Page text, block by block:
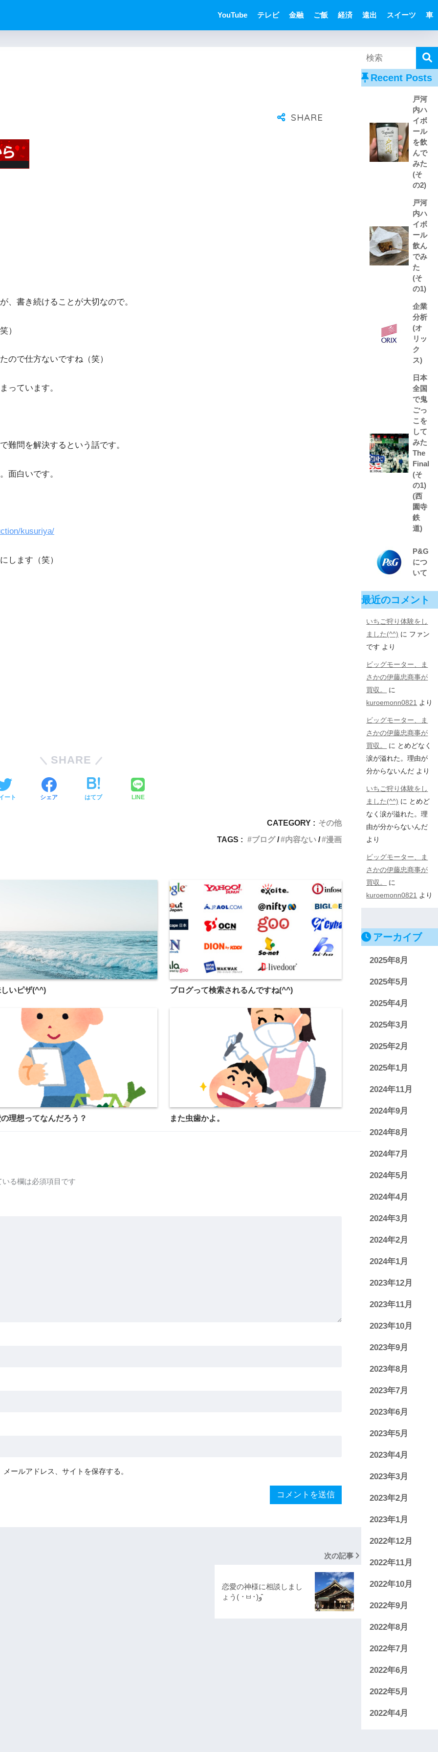
YouTube テレビ 金融 ご飯 経済 遠出 スイーツ 車
、書き続けることが大切なので。
）
ので仕方ないですね（笑）
っています。
難問を解決するという話です。
面白いです。
kusuriya/
します（笑）
SHARE
ート シェア はてブ LINE
CATEGORY : その他
TAGS :
ブログ 内容ない 漫画
いピザ(^^) ブログって検索されるんですね(^^)
理想ってなんだろう？ また虫歯かよ。
る欄は必須項目です
ールアドレス、サイトを保存する。
次の記事
恋愛の神様に相談しまし
ょう( ･ㅂ･)و ̑̑
Recent Posts
戸河
内ハ
イボ
ール
を飲
んで
みた
(そ
の2)
戸河
内ハ
イボ
ール
飲ん
でみ
た
(そ
の1)
企業
分析
(オ
リッ
ク
ス)
日本
全国
で鬼
ごっ
こを
して
みた
The
Final
(そ
の1)
(西
園寺
鉄
道)
P&G
につ
いて
最近のコメント
いちご狩り体験をし
ました(^^) に ファン
です より
ビッグモーター、ま
さかの伊藤忠商事が
買収。
に
kuroemonn0821 より
ビッグモーター、ま
さかの伊藤忠商事が
買収。
に とめどなく
涙が溢れた。理由が
分からないんだ より
いちご狩り体験をし
ました(^^) に とめど
なく涙が溢れた。理
由が分からないんだ
より
ビッグモーター、ま
さかの伊藤忠商事が
買収。
に
kuroemonn0821 より
アーカイブ
2025年8月
2025年5月
2025年4月
2025年3月
2025年2月
2025年1月
2024年11月
2024年9月
2024年8月
2024年7月
2024年5月
2024年4月
2024年3月
2024年2月
2024年1月
2023年12月
2023年11月
2023年10月
2023年9月
2023年8月
2023年7月
2023年6月
2023年5月
2023年4月
2023年3月
2023年2月
2023年1月
2022年12月
2022年11月
2022年10月
2022年9月
2022年8月
2022年7月
2022年6月
2022年5月
2022年4月